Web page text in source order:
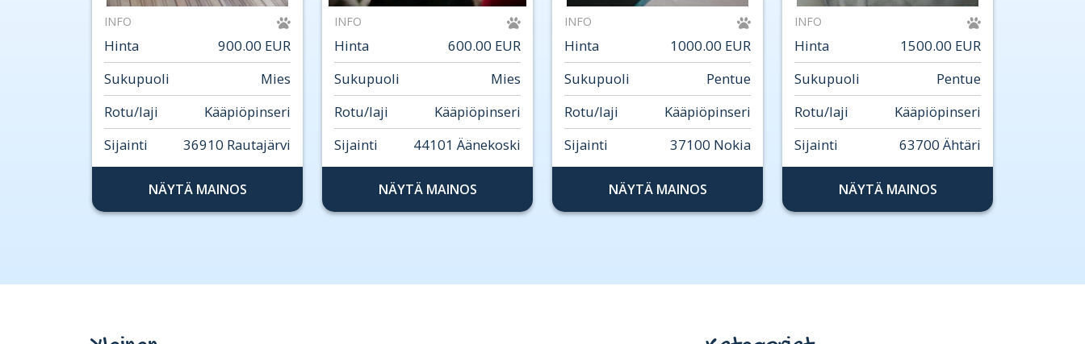
INFO
Hinta
900.00 EUR
Sukupuoli
Mies
Rotu/laji
Kääpiöpinseri
Sijainti
36910 Rautajärvi
NÄYTÄ MAINOS
INFO
Hinta
600.00 EUR
Sukupuoli
Mies
Rotu/laji
Kääpiöpinseri
Sijainti
44101 Äänekoski
NÄYTÄ MAINOS
INFO
Hinta
1000.00 EUR
Sukupuoli
Pentue
Rotu/laji
Kääpiöpinseri
Sijainti
37100 Nokia
NÄYTÄ MAINOS
INFO
Hinta
1500.00 EUR
Sukupuoli
Pentue
Rotu/laji
Kääpiöpinseri
Sijainti
63700 Ähtäri
NÄYTÄ MAINOS